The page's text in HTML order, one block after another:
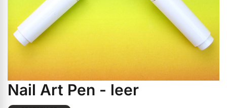
Gel anzeigen
Gel Polish anzeigen
Zum
Anfang
Nail Art Pen - leer